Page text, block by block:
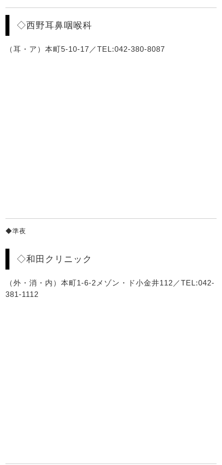
◇西野耳鼻咽喉科
（耳・ア）本町5-10-17／TEL:042-380-8087
◆準夜
◇和田クリニック
（外・消・内）本町1-6-2メゾン・ド小金井112／TEL:042-
381-1112